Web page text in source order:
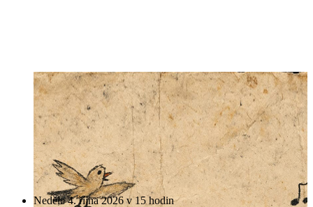
Neděle 4. října 2026 v 15 hodin